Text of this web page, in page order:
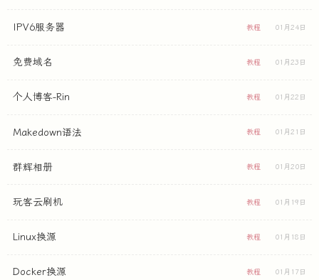
IPV6服务器 教程 01月24日
免费域名 教程 01月23日
个人博客-Rin 教程 01月22日
Makedown语法 教程 01月21日
群辉相册 教程 01月20日
玩客云刷机 教程 01月19日
Linux换源 教程 01月18日
Docker换源 教程 01月17日